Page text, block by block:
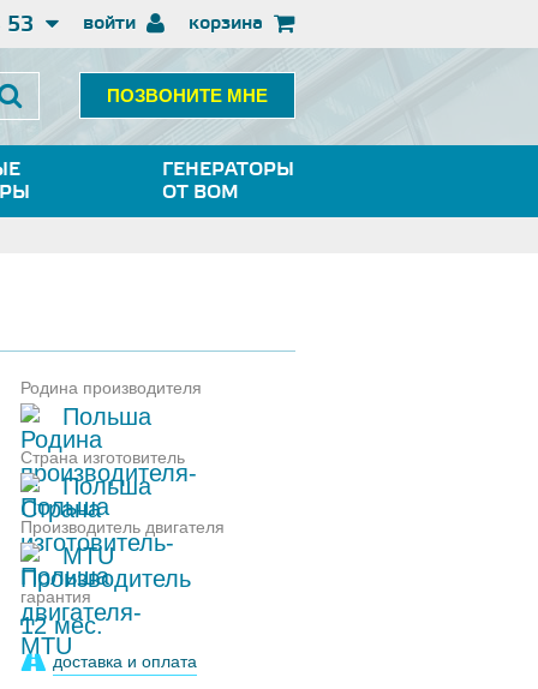
войти
53 корзина
ПОЗВОНИТЕ МНЕ
ГЕНЕРАТОРЫ
ОТ ВОМ
Родина производителя
Польша
Страна изготовитель
Польша
Производитель двигателя
MTU
гарантия
12 мес.
доставка и оплата